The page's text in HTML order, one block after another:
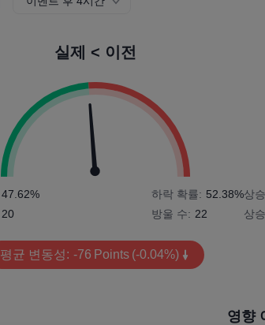
실제 < 이전
47.62%
20
하락 확률: 52.38%
방울 수: 22
평균 변동성: -76 Points (-0.04%)
상
상
영향